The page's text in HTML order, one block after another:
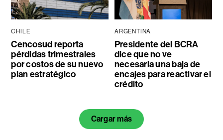
CHILE
Cencosud reporta
pérdidas trimestrales
por costos de su nuevo
plan estratégico
ARGENTINA
Presidente del BCRA
dice que no ve
necesaria una baja de
encajes para reactivar el
crédito
Cargar más